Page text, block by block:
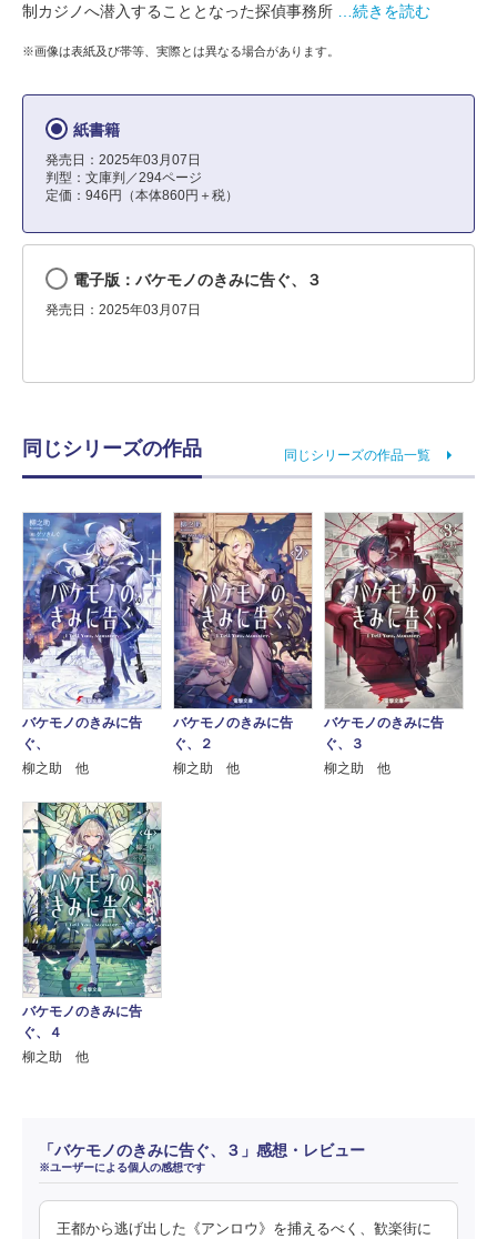
制カジノへ潜入することとなった探偵事務所
…続きを読む
※画像は表紙及び帯等、実際とは異なる場合があります。
紙書籍
発売日：2025年03月07日
判型：文庫判／294ページ
定価：946円（本体860円＋税）
電子版：バケモノのきみに告ぐ、３
発売日：2025年03月07日
同じシリーズの作品 同じシリーズの作品一覧
バケモノのきみに告
ぐ、
柳之助 他
バケモノのきみに告
ぐ、２
柳之助 他
バケモノのきみに告
ぐ、３
柳之助 他
バケモノのきみに告
ぐ、４
柳之助 他
「バケモノのきみに告ぐ、３」感想・レビュー
※ユーザーによる個人の感想です
王都から逃げ出した《アンロウ》を捕えるべく、歓楽街に